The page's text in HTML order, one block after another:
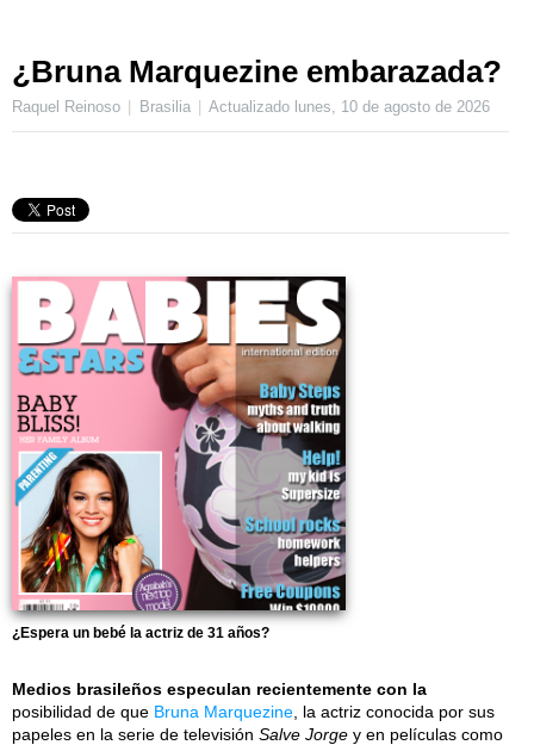
¿Bruna Marquezine embarazada?
Raquel Reinoso Brasilia Actualizado lunes, 10 de agosto de 2026
¿Espera un bebé la actriz de 31 años?
Medios brasileños especulan recientemente con la
posibilidad de que Bruna Marquezine , la actriz conocida por sus
papeles en la serie de televisión Salve Jorge y en películas como